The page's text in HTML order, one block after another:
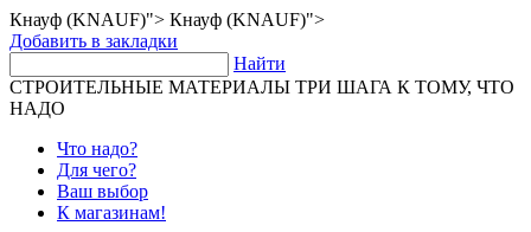
Кнауф (KNAUF)"> Кнауф (KNAUF)">
Добавить в закладки
Найти
СТРОИТЕЛЬНЫЕ МАТЕРИАЛЫ ТРИ ШАГА К ТОМУ, ЧТО
НАДО
Что надо?
Для чего?
Ваш выбор
К магазинам!